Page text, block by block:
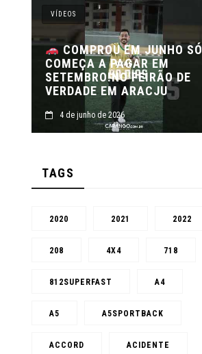
VÍDEOS
COMPROU EM JUNHO SÓ
COMEÇA A PAGAR EM
SETEMBRO!NO FEIRÃO DE
VERDADE EM ARACJU
4 de junho de 2026
TAGS
2020 2021 2022
208 4X4 718
812SUPERFAST A4
A5 A5SPORTBACK
ACCORD ACIDENTE